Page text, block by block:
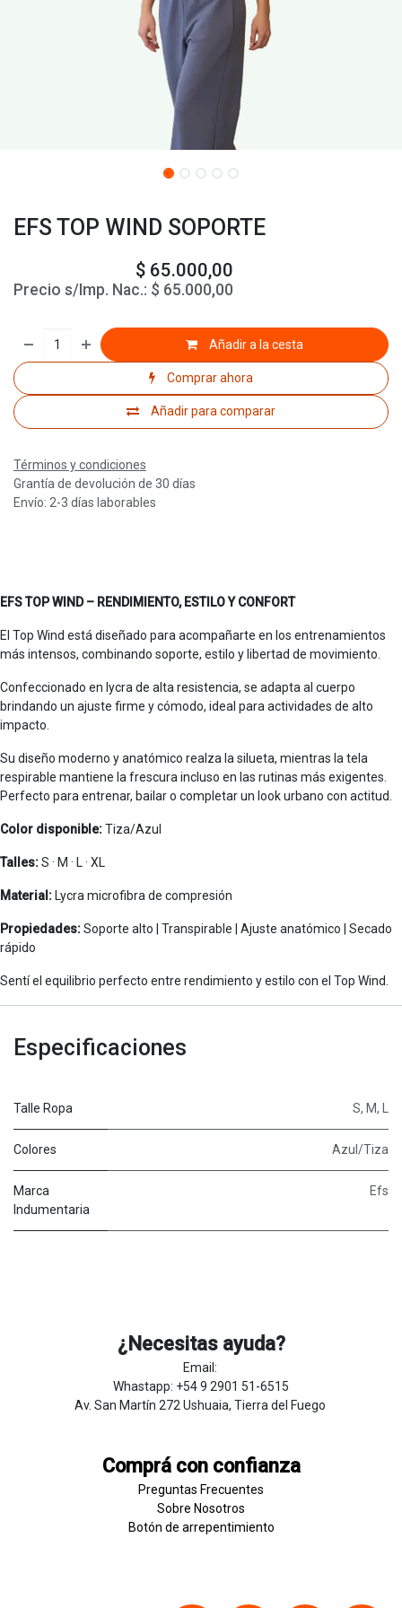
EFS TOP WIND SOPORTE
$ 65.000,00
Precio s/Imp. Nac.: $ 65.000,00
Añadir a la cesta
Comprar ahora
Añadir para comparar
Términos y condiciones
Grantía de devolución de 30 días
Envío: 2-3 días laborables
EFS TOP WIND – RENDIMIENTO, ESTILO Y CONFORT
El Top Wind está diseñado para acompañarte en los entrenamientos
más intensos, combinando soporte, estilo y libertad de movimiento.
Confeccionado en lycra de alta resistencia, se adapta al cuerpo
brindando un ajuste firme y cómodo, ideal para actividades de alto
impacto.
Su diseño moderno y anatómico realza la silueta, mientras la tela
respirable mantiene la frescura incluso en las rutinas más exigentes.
Perfecto para entrenar, bailar o completar un look urbano con actitud.
Color disponible:Tiza/Azul
Talles:S · M · L · XL
Material:Lycra microfibra de compresión
Propiedades:Soporte alto | Transpirable | Ajuste anatómico | Secado
rápido
Sentí el equilibrio perfecto entre rendimiento y estilo con el Top Wind.
Especificaciones
Talle Ropa S, M, L
Colores Azul/Tiza
Marca
Indumentaria
Efs
¿Necesitas ayuda?
Email:
Whastapp: +54 9 2901 51-6515
Av. San Martín 272 Ushuaia, Tierra del Fuego
Comprá con confianza
Preguntas Frecuentes
Sobre Nosotros
Botón de ​arrepentim​​​iento